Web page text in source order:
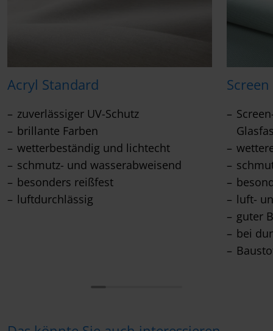
Acryl Standard
zuverlässiger UV-Schutz
brillante Farben
wetterbeständig und lichtecht
schmutz- und wasserabweisend
besonders reißfest
luftdurchlässig
Screen
luft-
guter
bei